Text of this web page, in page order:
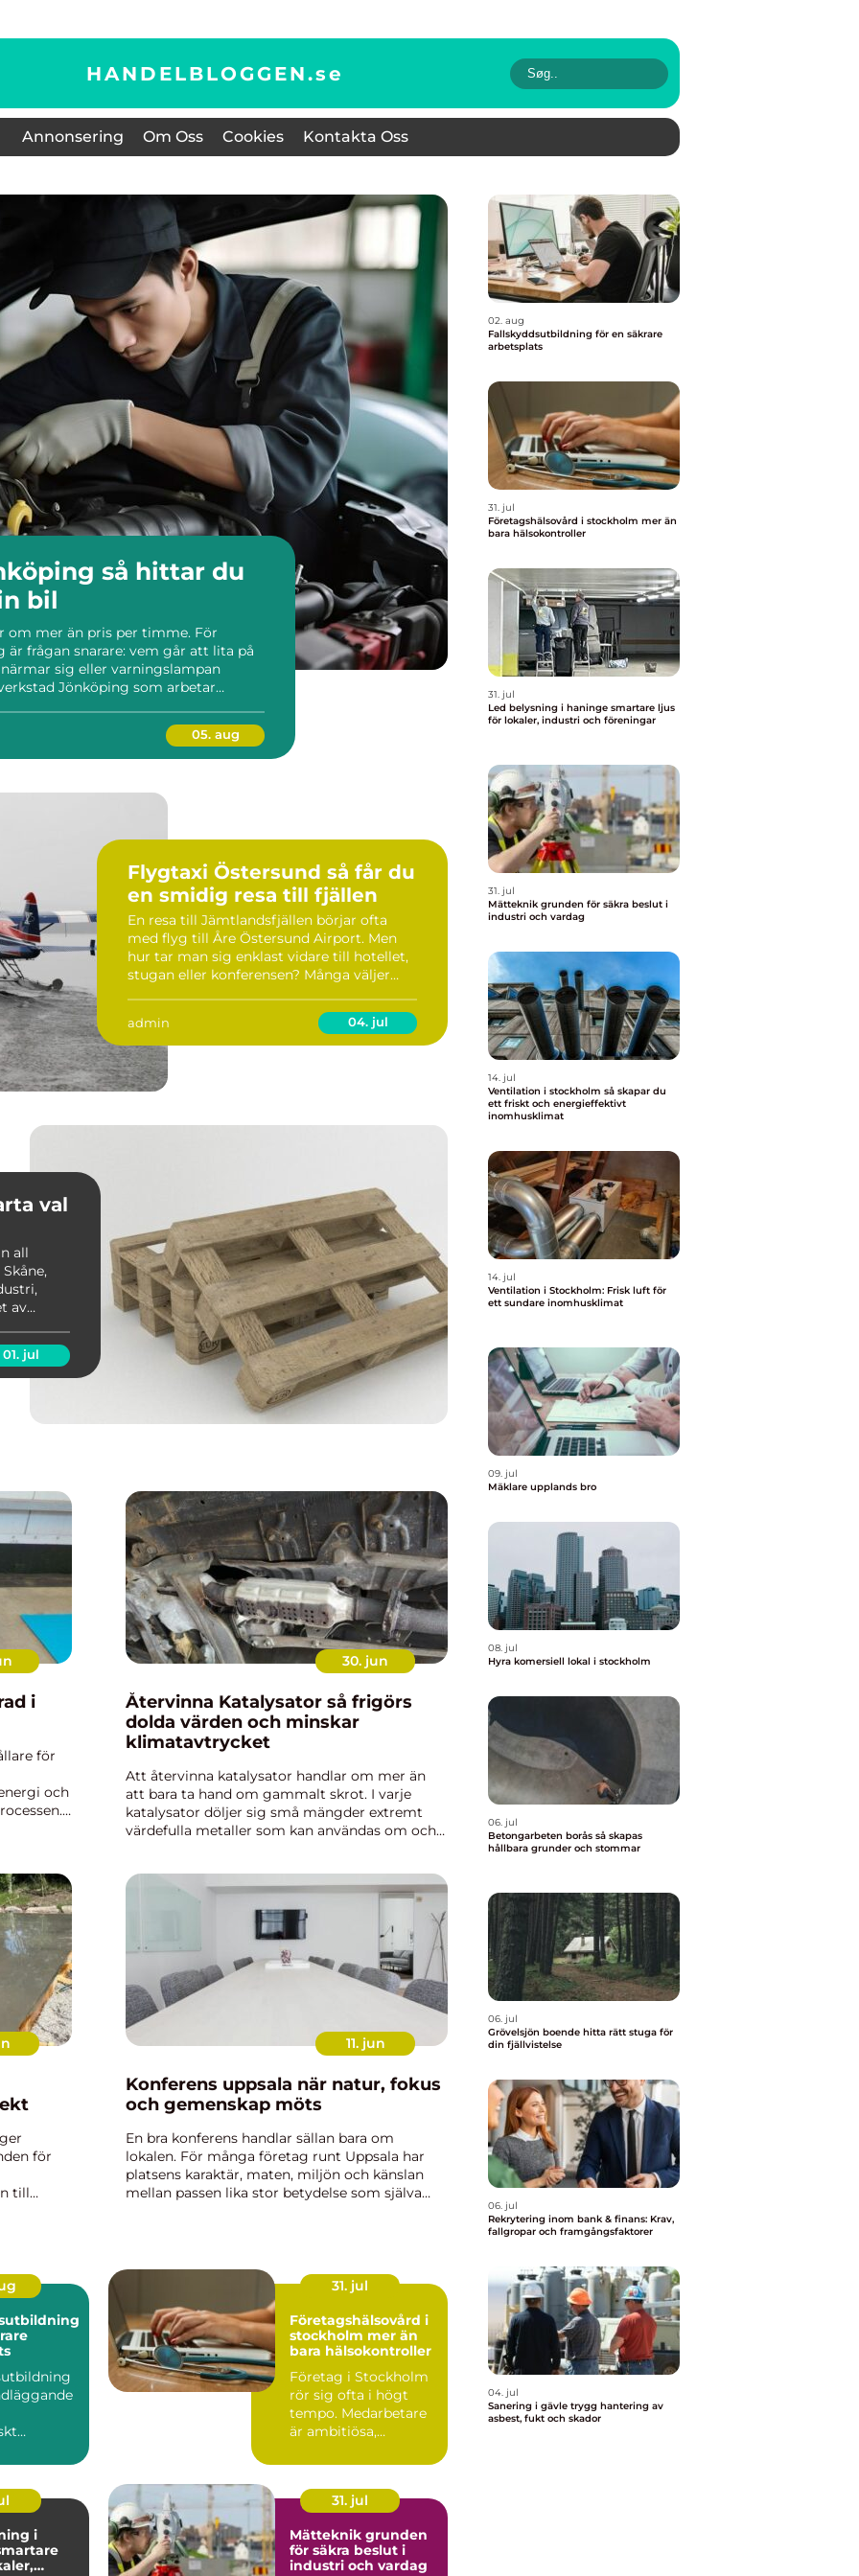
HANDELBLOGGEN.se
Annonsering Om Oss Cookies Kontakta Oss
hittar du
bil
om mer än pris per timme. För
är frågan snarare: vem går att lita på
sig eller varningslampan
Jönköping som arbetar
05. aug
Flygtaxi Östersund så får du
en smidig resa till fjällen
En resa till Jämtlandsfjällen börjar ofta
med flyg till Åre Östersund Airport. Men
hur tar man sig enklast vidare till hotellet,
stugan eller konferensen? Många väljer
omvägar och krångliga byten. Med rätt ta...
admin 04. jul
all
av
miljö.
01. jul
för
och
30. jun
Återvinna Katalysator så frigörs
dolda värden och minskar
klimatavtrycket
Att återvinna katalysator handlar om mer än
att bara ta hand om gammalt skrot. I varje
katalysator döljer sig små mängder extremt
värdefulla metaller som kan användas om och
för
till
11. jun
Konferens uppsala när natur, fokus
och gemenskap möts
En bra konferens handlar sällan bara om
lokalen. För många företag runt Uppsala har
platsens karaktär, maten, miljön och känslan
mellan passen lika stor betydelse som själva
31. jul
Företagshälsovård i
stockholm mer än
bara hälsokontroller
Företag i Stockholm
rör sig ofta i högt
tempo. Medarbetare
är ambitiösa,
vana vi...
i
31. jul
Mätteknik grunden
för säkra beslut i
industri och vardag
02. aug
Fallskyddsutbildning för en säkrare
arbetsplats
31. jul
Företagshälsovård i stockholm mer än
bara hälsokontroller
31. jul
Led belysning i haninge smartare ljus
för lokaler, industri och föreningar
31. jul
Mätteknik grunden för säkra beslut i
industri och vardag
14. jul
Ventilation i stockholm så skapar du
ett friskt och energieffektivt
inomhusklimat
14. jul
Ventilation i Stockholm: Frisk luft för
ett sundare inomhusklimat
09. jul
Mäklare upplands bro
08. jul
Hyra komersiell lokal i stockholm
06. jul
Betongarbeten borås så skapas
hållbara grunder och stommar
06. jul
Grövelsjön boende hitta rätt stuga för
din fjällvistelse
06. jul
Rekrytering inom bank & finans: Krav,
fallgropar och framgångsfaktorer
04. jul
Sanering i gävle trygg hantering av
asbest, fukt och skador